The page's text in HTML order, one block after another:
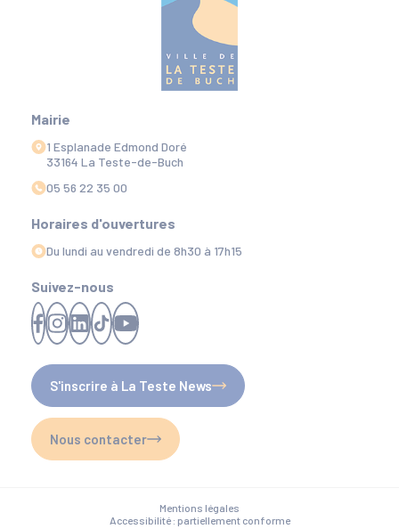
Mairie
1 Esplanade Edmond Doré
33164 La Teste-de-Buch
05 56 22 35 00
Horaires d'ouvertures
Du lundi au vendredi de 8h30 à 17h15
Suivez-nous
S'inscrire à La Teste News
Nous contacter
Mentions légales
Accessibilité : partiellement conforme